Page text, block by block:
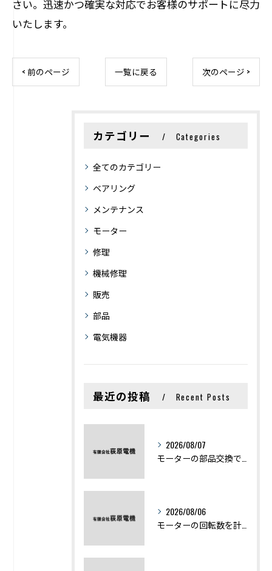
さい。迅速かつ確実な対応でお客様のサポートに尽力
いたします。
< 前のページ 一覧に戻る 次のページ >
カテゴリー Categories
全てのカテゴリー
ベアリング
メンテナンス
モーター
修理
機械修理
販売
部品
電気機器
最近の投稿 Recent Posts
2026/08/07
2026/08/06